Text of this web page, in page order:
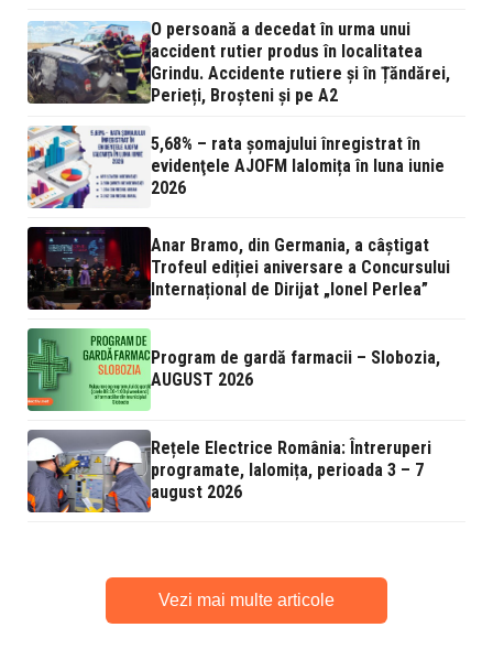
O persoană a decedat în urma unui
accident rutier produs în localitatea
Grindu. Accidente rutiere și în Țăndărei,
Perieți, Broșteni și pe A2
5,68% – rata şomajului înregistrat în
evidenţele AJOFM Ialomița în luna iunie
2026
Anar Bramo, din Germania, a câștigat
Trofeul ediției aniversare a Concursului
Internațional de Dirijat „Ionel Perlea”
Program de gardă farmacii – Slobozia,
AUGUST 2026
Rețele Electrice România: Întreruperi
programate, Ialomița, perioada 3 – 7
august 2026
Vezi mai multe articole